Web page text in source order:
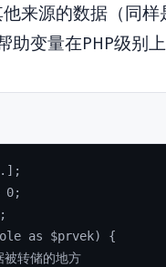
来源的数据（同
助变量在PHP级别上
0;
as $prvek) {
转储的地方